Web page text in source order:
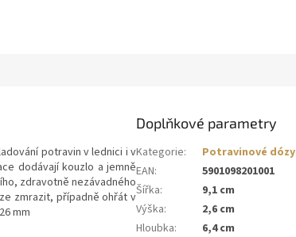
potravin v lednici i v
dodávají kouzlo a jemně
zdravotně nezávadného
zmrazit, případně ohřát v
mm
Doplňkové parametry
Kategorie:
Potravinové dózy
EAN:
5901098201001
Šířka:
9,1 cm
Výška:
2,6 cm
Hloubka: 6,4 cm